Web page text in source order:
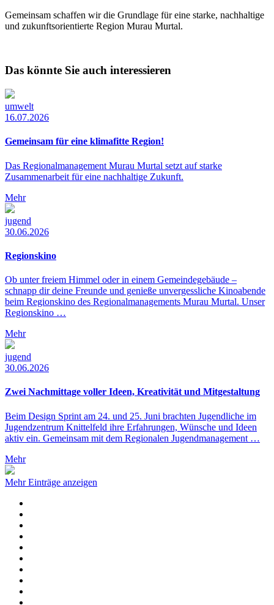
Gemeinsam schaffen wir die Grundlage für eine starke, nachhaltige
und zukunftsorientierte Region Murau Murtal.
Das könnte Sie auch interessieren
umwelt
16.07.2026
Gemeinsam für eine klimafitte Region!
Das Regionalmanagement Murau Murtal setzt auf starke
Zusammenarbeit für eine nachhaltige Zukunft.
Mehr
jugend
30.06.2026
Regionskino
Ob unter freiem Himmel oder in einem Gemeindegebäude –
schnapp dir deine Freunde und genieße unvergessliche Kinoabende
beim Regionskino des Regionalmanagements Murau Murtal. Unser
Regionskino …
Mehr
jugend
30.06.2026
Zwei Nachmittage voller Ideen, Kreativität und Mitgestaltung
Beim Design Sprint am 24. und 25. Juni brachten Jugendliche im
Jugendzentrum Knittelfeld ihre Erfahrungen, Wünsche und Ideen
aktiv ein. Gemeinsam mit dem Regionalen Jugendmanagement …
Mehr
Mehr Einträge anzeigen